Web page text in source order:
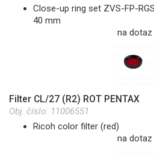
Close-up ring set ZVS-FP-
40 mm
na dotaz
Filter CL/27 (R2) ROT PENTAX
Obj. číslo: 11006551
Ricoh color filter (red)
na dotaz